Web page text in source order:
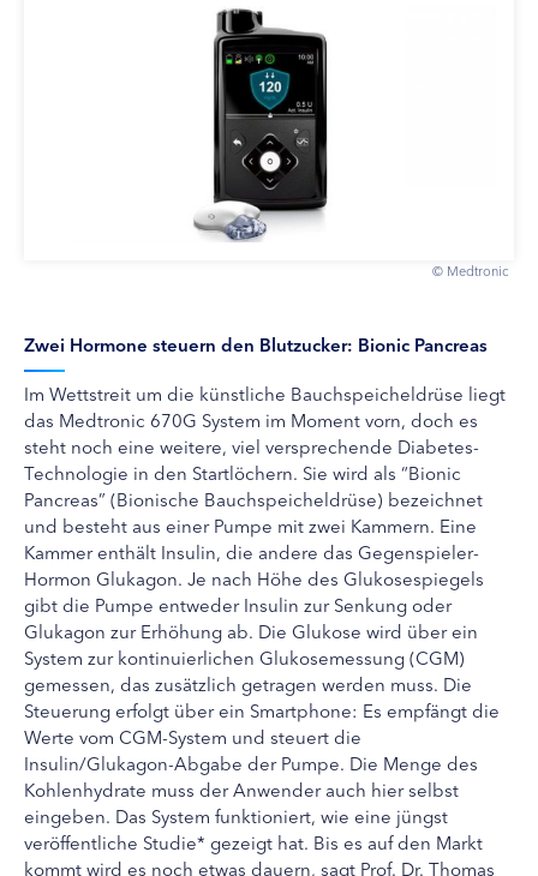
© Medtronic
Zwei Hormone steuern den Blutzucker: Bionic Pancreas
Im Wettstreit um die künstliche Bauchspeicheldrüse liegt
das Medtronic 670G System im Moment vorn, doch es
steht noch eine weitere, viel versprechende Diabetes-
Technologie in den Startlöchern. Sie wird als “Bionic
Pancreas” (Bionische Bauchspeicheldrüse) bezeichnet
und besteht aus einer Pumpe mit zwei Kammern. Eine
Kammer enthält Insulin, die andere das Gegenspieler-
Hormon Glukagon. Je nach Höhe des Glukosespiegels
gibt die Pumpe entweder Insulin zur Senkung oder
Glukagon zur Erhöhung ab. Die Glukose wird über ein
System zur kontinuierlichen Glukosemessung (CGM)
gemessen, das zusätzlich getragen werden muss. Die
Steuerung erfolgt über ein Smartphone: Es empfängt die
Werte vom CGM-System und steuert die
Insulin/Glukagon-Abgabe der Pumpe. Die Menge des
Kohlenhydrate muss der Anwender auch hier selbst
eingeben. Das System funktioniert, wie eine jüngst
veröffentliche Studie* gezeigt hat. Bis es auf den Markt
kommt wird es noch etwas dauern, sagt Prof. Dr. Thomas